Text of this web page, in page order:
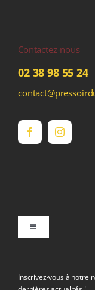
Contactez-nous
02 38 98 55 24
Toggle
Inscrivez-vous à notre